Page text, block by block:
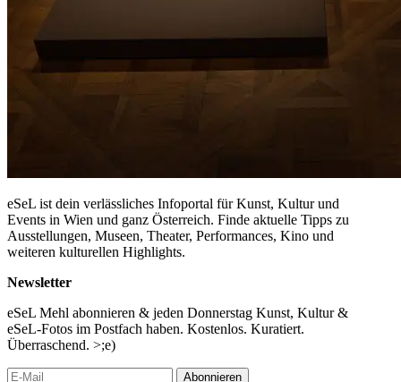
eSeL ist dein verlässliches Infoportal für Kunst, Kultur und
Events in Wien und ganz Österreich. Finde aktuelle Tipps zu
Ausstellungen, Museen, Theater, Performances, Kino und
weiteren kulturellen Highlights.
Newsletter
eSeL Mehl abonnieren & jeden Donnerstag Kunst, Kultur &
eSeL-Fotos im Postfach haben. Kostenlos. Kuratiert.
Überraschend. >;e)
Abonnieren